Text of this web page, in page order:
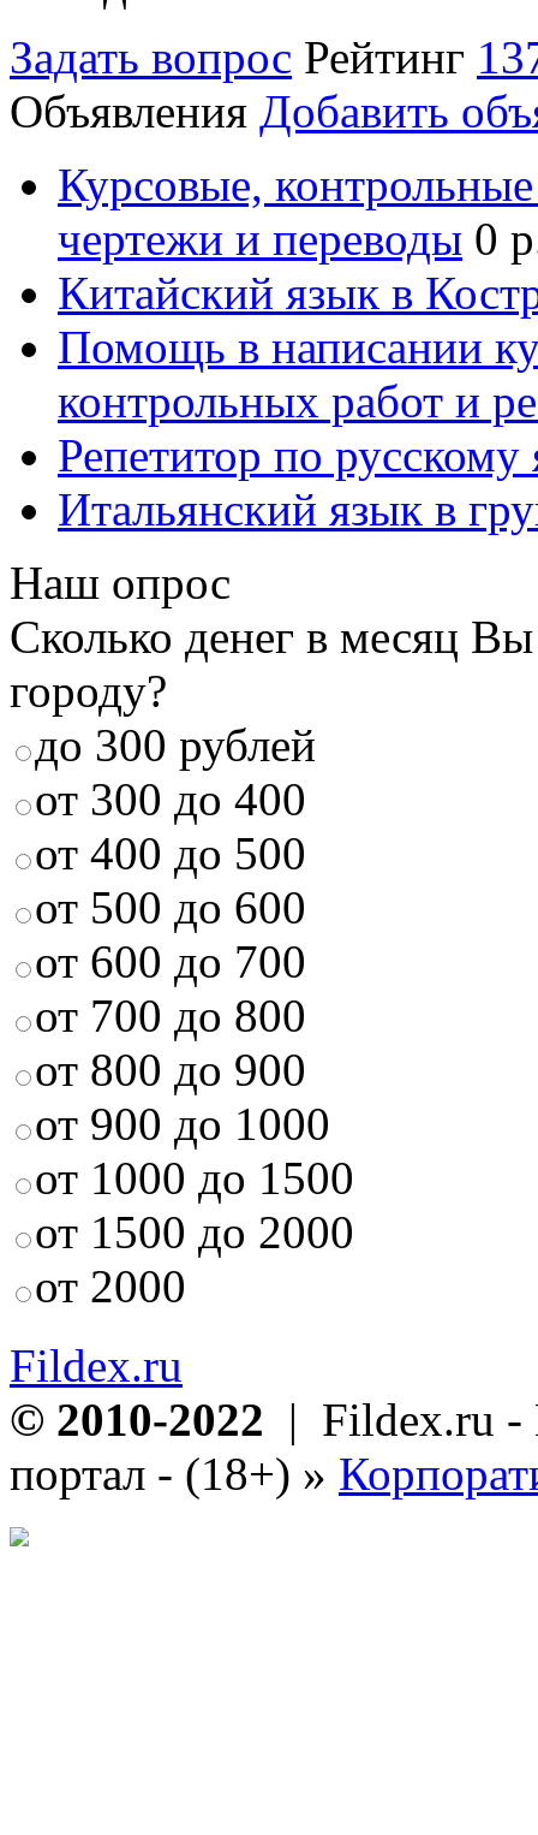
Задать вопрос Рейтинг
Объявления Добавить
Курсовые,
чертежи и переводы 0
Китайский язык в
Помощь в написании
контрольных работ и
Репетитор по русскому
Итальянский язык в
Наш опрос
Сколько денег в месяц
городу?
до 300 рублей
от 300 до 400
от 400 до 500
от 500 до 600
от 600 до 700
от 700 до 800
от 800 до 900
от 900 до 1000
от 1000 до 1500
от 1500 до 2000
от 2000
Fildex.ru
© 2010-2022 | Fildex.ru -
портал - (18+) »